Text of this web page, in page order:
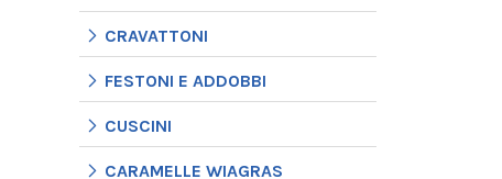
CRAVATTONI
FESTONI E ADDOBBI
CUSCINI
CARAMELLE WIAGRAS